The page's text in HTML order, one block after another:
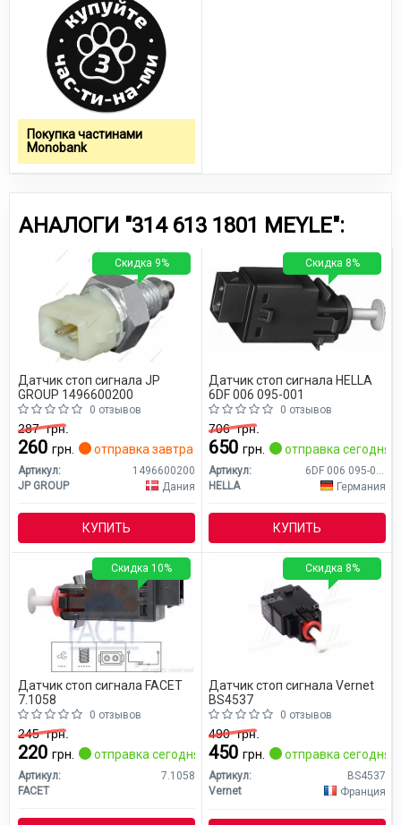
Покупка частинами
Monobank
АНАЛОГИ "314 613 1801 MEYLE":
Датчик стоп сигнала JP
GROUP 1496600200
0 отзывов
287грн.
260 грн. отправка завтра
Артикул:
1496600200
JP GROUP
Дания
КУПИТЬ
Скидка 9%
Датчик стоп сигнала HELLA
6DF 006 095-001
0 отзывов
706грн.
650 грн. отправка сегодня
Артикул:
HELLA
Германия
КУПИТЬ
Скидка 8%
Датчик стоп сигнала FACET
7.1058
0 отзывов
245грн.
220 грн. отправка сегодня
Артикул:
7.1058
FACET
Скидка 10%
Датчик стоп сигнала Vernet
BS4537
0 отзывов
490грн.
450 грн. отправка сегодня
Артикул:
BS4537
Vernet
Франция
Скидка 8%